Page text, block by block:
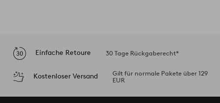
Einfache Retoure 30 Tage Rückgaberecht*
Kostenloser Versand
Gilt für normale Pakete über 129
EUR